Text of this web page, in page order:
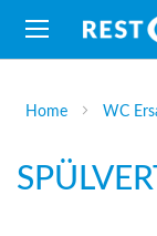
Home WC